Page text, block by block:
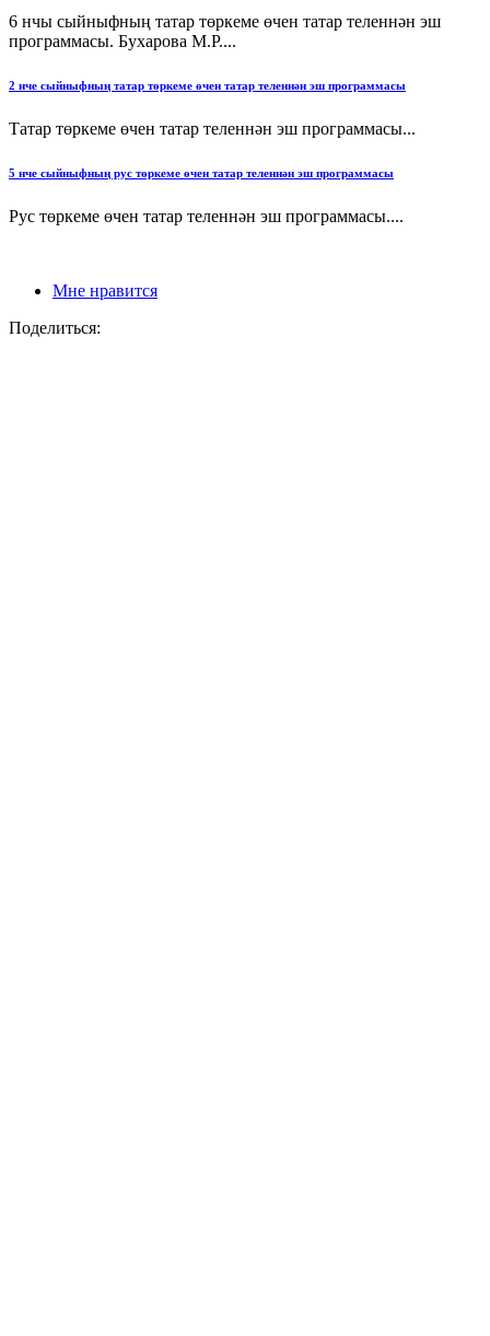
6 нчы сыйныфның татар төркеме өчен татар теленнән эш
программасы. Бухарова М.Р....
2 нче сыйныфның татар төркеме өчен татар теленнән эш программасы
Татар төркеме өчен татар теленнән эш программасы...
5 нче сыйныфның рус төркеме өчен татар теленнән эш программасы
Рус төркеме өчен татар теленнән эш программасы....
Мне нравится
Поделиться: